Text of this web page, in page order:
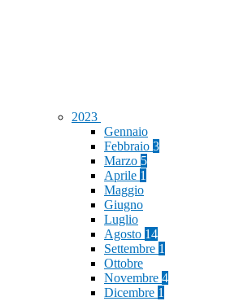
2023
Gennaio
Febbraio 3
Marzo 5
Aprile 1
Maggio
Giugno
Luglio
Agosto 14
Settembre 1
Ottobre
Novembre 4
Dicembre 1